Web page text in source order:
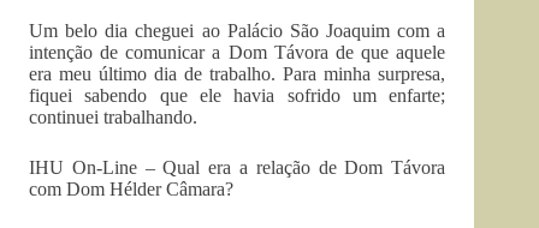
Um belo dia cheguei ao Palácio São Joaquim com a
intenção de comunicar a Dom Távora de que aquele
era meu último dia de trabalho. Para minha surpresa,
fiquei sabendo que ele havia sofrido um enfarte;
continuei trabalhando.
IHU On-Line – Qual era a relação de Dom Távora
com Dom Hélder Câmara?